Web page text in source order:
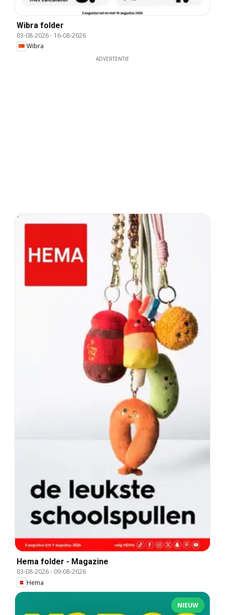
Wibra folder
03-08-2026- 16-08-2026
Wibra
ADVERTENTIE
Hema folder - Magazine
03-08-2026- 09-08-2026
Hema
NIEUW